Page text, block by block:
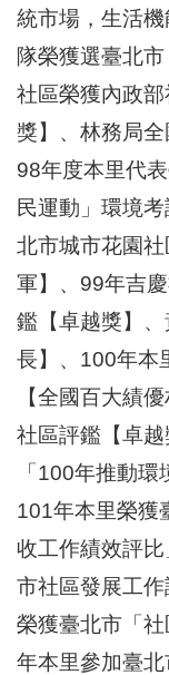
長
冊
統市場，生活
隊榮獲選臺北
社區榮獲內政
獎】、林務局全
98年度本里代
民運動」環境
北市城市花園
軍】、99年吉
鑑【卓越獎】
長】、100年本
【全國百大績
社區評鑑【卓
「100年推動
101年本里榮獲
收工作績效評
市社區發展工
榮獲臺北市「
年本里參加臺